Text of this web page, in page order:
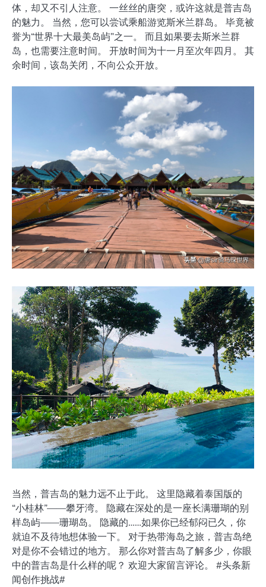
体，却又不引人注意。 一丝丝的唐突，或许这就是普吉岛
的魅力。 当然，您可以尝试乘船游览斯米兰群岛。 毕竟被
誉为“世界十大最美岛屿”之一。 而且如果要去斯米兰群
岛，也需要注意时间。 开放时间为十一月至次年四月。 其
余时间，该岛关闭，不向公众开放。
当然，普吉岛的魅力远不止于此。 这里隐藏着泰国版的
“小桂林”——攀牙湾。 隐藏在深处的是一座长满珊瑚的别
样岛屿——珊瑚岛。 隐藏的……如果你已经郁闷已久，你
就迫不及待地想体验一下。 对于热带海岛之旅，普吉岛绝
对是你不会错过的地方。 那么你对普吉岛了解多少，你眼
中的普吉岛是什么样的呢？ 欢迎大家留言评论。 #头条新
闻创作挑战#